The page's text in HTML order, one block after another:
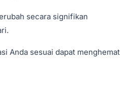
secara signifikan
Anda sesuai dapat menghemat